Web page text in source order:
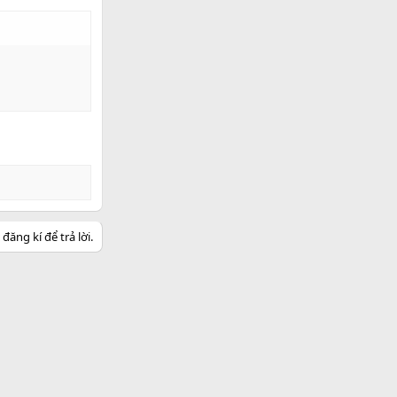
yêu thương
xa xứ!
vào giáo
siết lấy và
đầy bỡ
giá về
được hết 11
tự hào.
tận
kí để trả lời.